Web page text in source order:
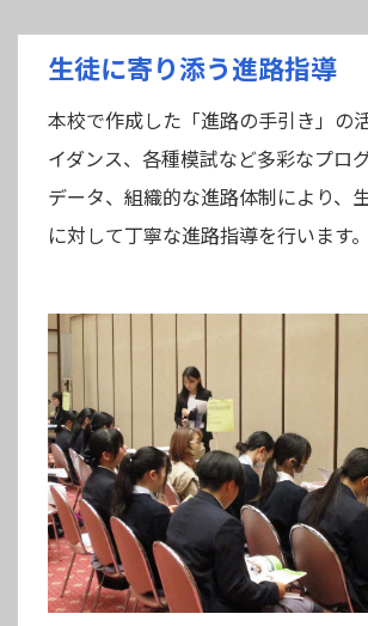
生徒に寄り添う進路指導
本校で作成した「進路の手引き」の
イダンス、各種模試など多彩なプロ
データ、組織的な進路体制により、
に対して丁寧な進路指導を行います。